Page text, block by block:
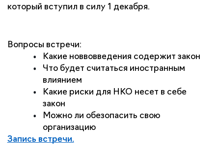
который вступил в силу 1 декабря.
Вопросы встречи:
Какие новвовведения содержит закон
Что будет считаться иностранным
влиянием
Какие риски для НКО несет в себе
закон
Можно ли обезопасить свою
организацию
Запись встречи.